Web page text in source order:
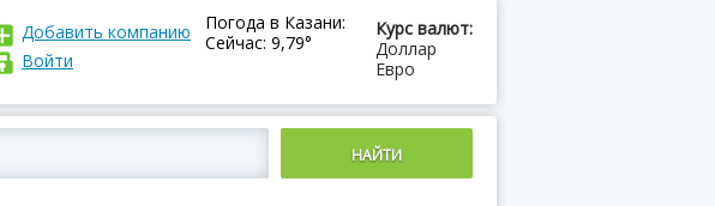
Курс валют:
Доллар
Евро
Погода в Казани:
Сейчас: 9,79°
Добавить компанию
Войти